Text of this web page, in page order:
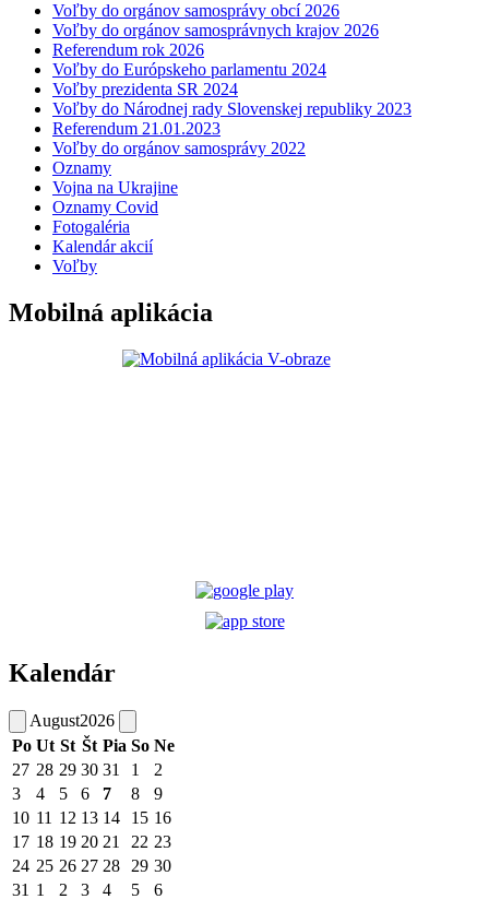
Voľby do orgánov samosprávy obcí 2026
Voľby do orgánov samosprávnych krajov 2026
Referendum rok 2026
Voľby do Európskeho parlamentu 2024
Voľby prezidenta SR 2024
Voľby do Národnej rady Slovenskej republiky 2023
Referendum 21.01.2023
Voľby do orgánov samosprávy 2022
Oznamy
Vojna na Ukrajine
Oznamy Covid
Fotogaléria
Kalendár akcií
Voľby
Mobilná aplikácia
Kalendár
August2026
Po Ut St Št Pia So Ne
27 28 29 30 31 1
2
3
4 5 6 7 8
9
10 11 12 13 14 15 16
17 18 19 20 21 22 23
24 25 26 27 28 29 30
31 1 2 3 4 5 6